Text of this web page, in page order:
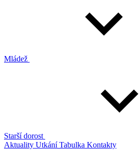
Mládež
Starší dorost
Aktuality UtkáníTabulka Kontakty